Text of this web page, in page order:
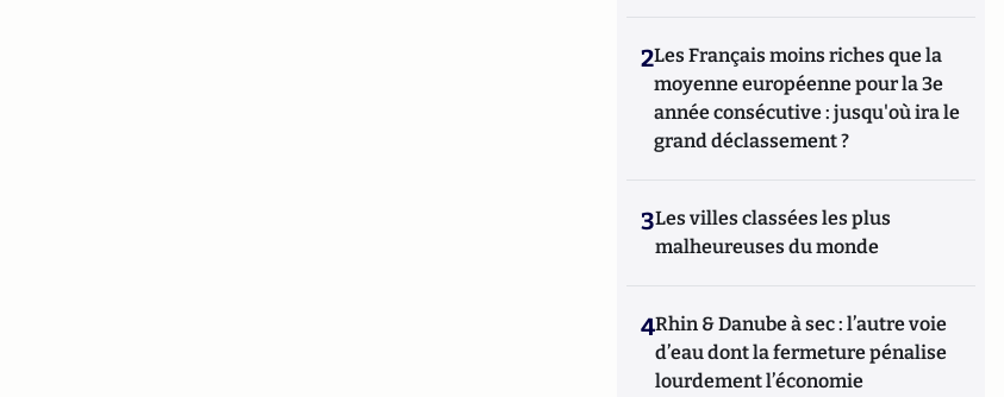
2Les Français moins riches que la
moyenne européenne pour la 3e
année consécutive : jusqu'où ira le
grand déclassement ?
3Les villes classées les plus
malheureuses du monde
4Rhin & Danube à sec : l’autre voie
d’eau dont la fermeture pénalise
lourdement l’économie